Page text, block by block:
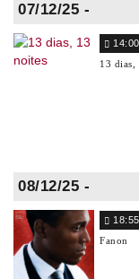
07/12/25 -
14:00
13 dias,
08/12/25 -
18:55
Fanon